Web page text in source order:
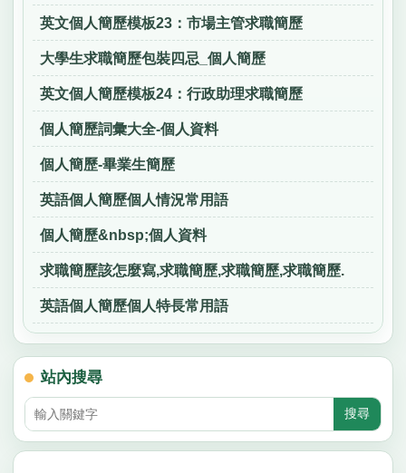
英文個人簡歷模板23：市場主管求職簡歷
大學生求職簡歷包裝四忌_個人簡歷
英文個人簡歷模板24：行政助理求職簡歷
個人簡歷詞彙大全-個人資料
個人簡歷-畢業生簡歷
英語個人簡歷個人情況常用語
個人簡歷&nbsp;個人資料
求職簡歷該怎麼寫,求職簡歷,求職簡歷,求職簡歷.
英語個人簡歷個人特長常用語
站內搜尋